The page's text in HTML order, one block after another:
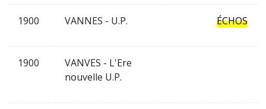
1900 VANNES - U.P. ÉCHOS
1900
VANVES - L'Ere
nouvelle U.P.